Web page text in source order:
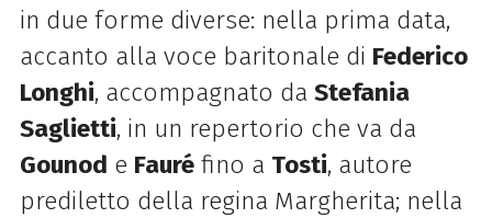
in due forme diverse: nella prima data,
accanto alla voce baritonale di Federico
Longhi, accompagnato da Stefania
Saglietti, in un repertorio che va da
Gounod e Fauréfino a Tosti, autore
prediletto della regina Margherita; nella